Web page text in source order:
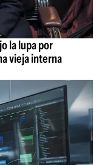
la lupa por
vieja interna